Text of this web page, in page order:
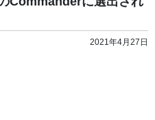
2021年4月27日